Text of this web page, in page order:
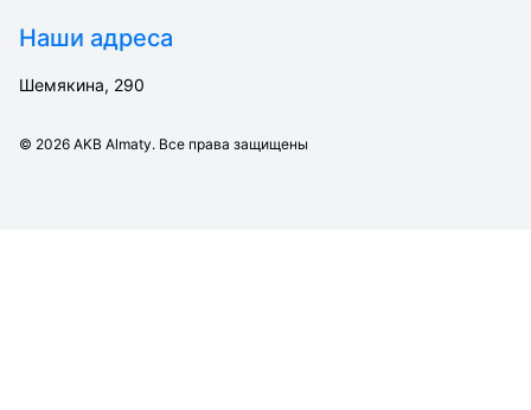
Наши адреса
Шемякина, 290
© 2026 AKB Almaty. Все права защищены